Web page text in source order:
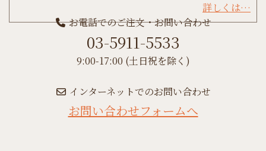
詳しくは…
お電話でのご注文・お問い合わせ
03-5911-5533
9:00-17:00 (土日祝を除く)
インターネットでのお問い合わせ
お問い合わせフォームへ